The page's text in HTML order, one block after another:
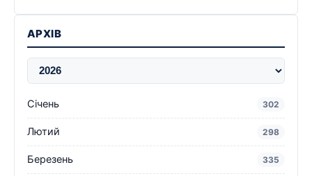
АРХІВ
Січень 302
Лютий 298
Березень 335